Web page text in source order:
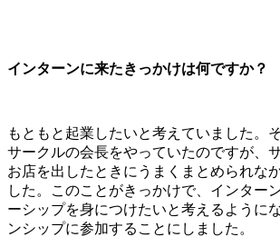
インターンに来たきっかけは何ですか？
もともと起業したいと考えていました。
サークルの会長をやっていたのですが、
お店を出したときにうまくまとめられな
した。このことがきっかけで、インター
ーシップを身につけたいと考えるように
ンシップに参加することにしました。